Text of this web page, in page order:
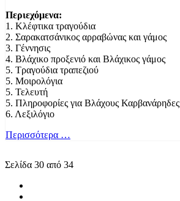
Περιεχόμενα:
1. Κλέφτικα τραγούδια
2. Σαρακατσάνικος αρραβώνας και γάμος
3. Γέννησις
4. Βλάχικο προξενιό και Βλάχικος γάμος
5. Τραγούδια τραπεζιού
5. Μοιρολόγια
5. Τελευτή
5. Πληροφορίες για Βλάχους Καρβανάρηδες
6. Λεξιλόγιο
Περισσότερα …
Σελίδα 30 από 34